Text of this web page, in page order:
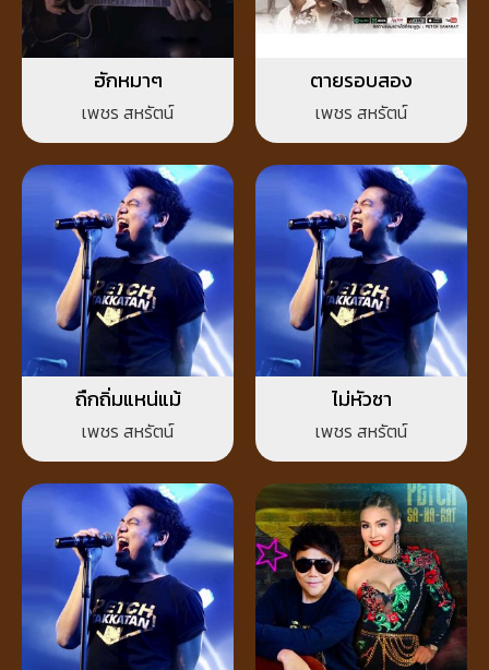
ฮักหมาๆ
เพชร สหรัตน์
ตายรอบสอง
เพชร สหรัตน์
ถืกถิ่มแหน่แม้
เพชร สหรัตน์
ไม่หัวซา
เพชร สหรัตน์